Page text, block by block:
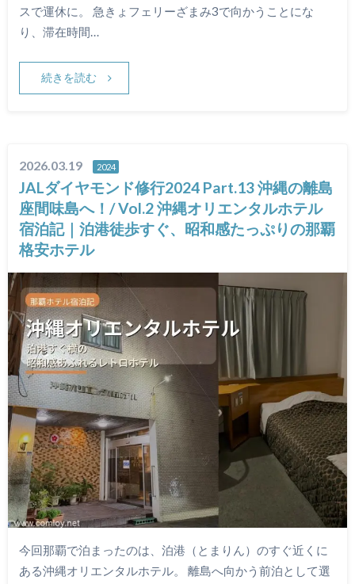
スで運休に。 急きょフェリーざまみ3で向かうことにな
り、滞在時間…
続きを読む
2026.03.19 2024
JALダイヤモンド修行2024 Part.13 沖縄の離島
座間味島へ！/ Vol.2 沖縄オリエンタルホテル
宿泊記｜泊港徒歩すぐ、昭和感たっぷりの那覇
格安ホテル
今回那覇で泊まったのは、泊港（とまりん）のすぐ近くに
ある沖縄オリエンタルホテル。 離島へ向かう前泊として選